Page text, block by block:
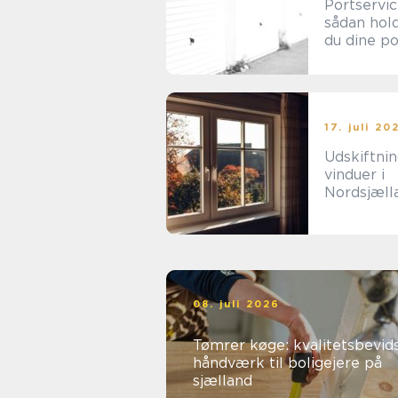
sådan
du dine
17. juli
vinduer i
08. juli 2026
Tømrer køge:
håndværk til boligejere på
sjælland